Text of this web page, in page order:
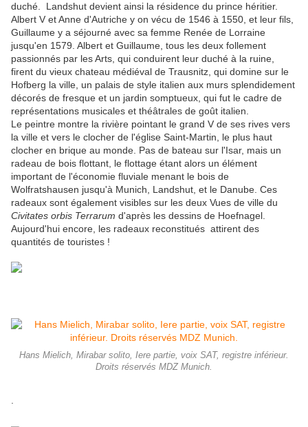
duché. Landshut devient ainsi la résidence du prince héritier.
Albert V et Anne d'Autriche y on vécu de 1546 à 1550, et leur fils,
Guillaume y a séjourné avec sa femme Renée de Lorraine
jusqu'en 1579. Albert et Guillaume, tous les deux follement
passionnés par les Arts, qui conduirent leur duché à la ruine,
firent du vieux chateau médiéval de Trausnitz, qui domine sur le
Hofberg la ville, un palais de style italien aux murs splendidement
décorés de fresque et un jardin somptueux, qui fut le cadre de
représentations musicales et théâtrales de goût italien.
Le peintre montre la rivière pointant le grand V de ses rives vers
la ville et vers le clocher de l'église Saint-Martin, le plus haut
clocher en brique au monde. Pas de bateau sur l'Isar, mais un
radeau de bois flottant, le flottage étant alors un élément
important de l'économie fluviale menant le bois de
Wolfratshausen jusqu'à Munich, Landshut, et le Danube. Ces
radeaux sont également visibles sur les deux Vues de ville du
Civitates orbis Terrarum d'après les dessins de Hoefnagel.
Aujourd'hui encore, les radeaux reconstitués attirent des
quantités de touristes !
Hans Mielich, Mirabar solito, Iere partie, voix SAT, registre inférieur.
Droits réservés MDZ Munich.